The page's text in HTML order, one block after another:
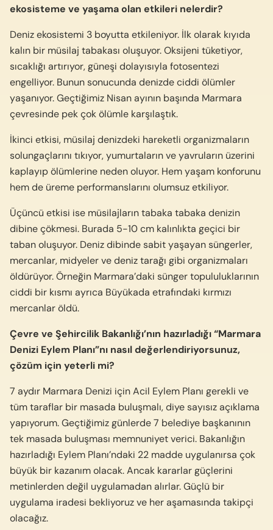
ekosisteme ve yaşama olan etkileri nelerdir?
Deniz ekosistemi 3 boyutta etkileniyor. İlk olarak kıyıda
kalın bir müsilaj tabakası oluşuyor. Oksijeni tüketiyor,
sıcaklığı artırıyor, güneşi dolayısıyla fotosentezi
engelliyor. Bunun sonucunda denizde ciddi ölümler
yaşanıyor. Geçtiğimiz Nisan ayının başında Marmara
çevresinde pek çok ölümle karşılaştık.
İkinci etkisi, müsilaj denizdeki hareketli organizmaların
solungaçlarını tıkıyor, yumurtaların ve yavruların üzerini
kaplayıp ölümlerine neden oluyor. Hem yaşam konforunu
hem de üreme performanslarını olumsuz etkiliyor.
Üçüncü etkisi ise müsilajların tabaka tabaka denizin
dibine çökmesi. Burada 5-10 cm kalınlıkta geçici bir
taban oluşuyor. Deniz dibinde sabit yaşayan süngerler,
mercanlar, midyeler ve deniz tarağı gibi organizmaları
öldürüyor. Örneğin Marmara’daki sünger topululuklarının
ciddi bir kısmı ayrıca Büyükada etrafındaki kırmızı
mercanlar öldü.
Çevre ve Şehircilik Bakanlığı’nın hazırladığı “Marmara
Denizi Eylem Planı”nı nasıl değerlendiriyorsunuz,
çözüm için yeterli mi?
7 aydır Marmara Denizi için Acil Eylem Planı gerekli ve
tüm taraflar bir masada buluşmalı, diye sayısız açıklama
yapıyorum. Geçtiğimiz günlerde 7 belediye başkanının
tek masada buluşması memnuniyet verici. Bakanlığın
hazırladığı Eylem Planı’ndaki 22 madde uygulanırsa çok
büyük bir kazanım olacak. Ancak kararlar güçlerini
metinlerden değil uygulamadan alırlar. Güçlü bir
uygulama iradesi bekliyoruz ve her aşamasında takipçi
olacağız.